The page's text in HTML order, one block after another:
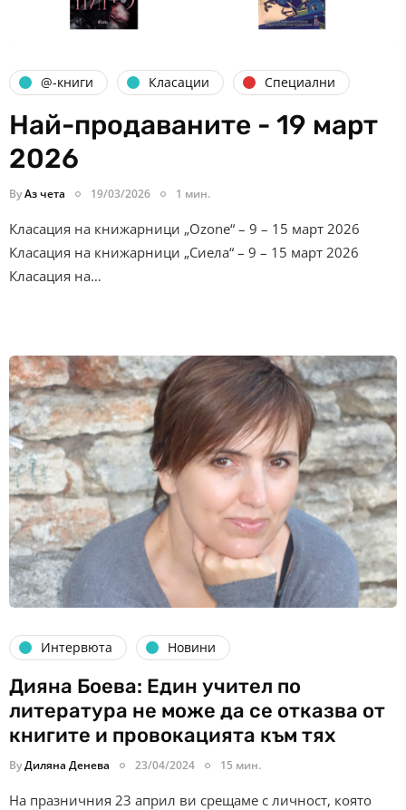
@-книги Класации Специални
Най-продаваните - 19 март
2026
ByАз чета 19/03/2026 1 мин.
Класация на книжарници „Ozone“ – 9 – 15 март 2026
Класация на книжарници „Сиела“ – 9 – 15 март 2026
Класация на…
Интервюта Новини
Дияна Боева: Един учител по
литература не може да се отказва от
книгите и провокацията към тях
ByДиляна Денева 23/04/2024 15 мин.
На празничния 23 април ви срещаме с личност, която